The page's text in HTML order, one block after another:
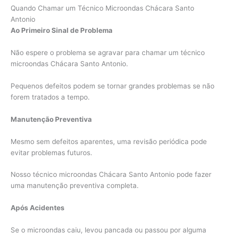
Quando Chamar um Técnico Microondas Chácara Santo
Antonio
Ao Primeiro Sinal de Problema
Não espere o problema se agravar para chamar um técnico
microondas Chácara Santo Antonio.
Pequenos defeitos podem se tornar grandes problemas se não
forem tratados a tempo.
Manutenção Preventiva
Mesmo sem defeitos aparentes, uma revisão periódica pode
evitar problemas futuros.
Nosso técnico microondas Chácara Santo Antonio pode fazer
uma manutenção preventiva completa.
Após Acidentes
Se o microondas caiu, levou pancada ou passou por alguma